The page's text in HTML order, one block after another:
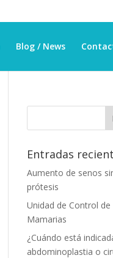
Blog / News
Entradas
Aumento de senos
prótesis
Unidad de Control de
Mamarias
¿Cuándo está
abdominoplastia o